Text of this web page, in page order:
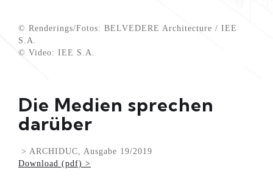
© Renderings/Fotos: BELVEDERE Architecture / IEE
S.A.
© Video: IEE S.A.
Die Medien sprechen
darüber
> ARCHIDUC, Ausgabe 19/2019
Download (pdf) >